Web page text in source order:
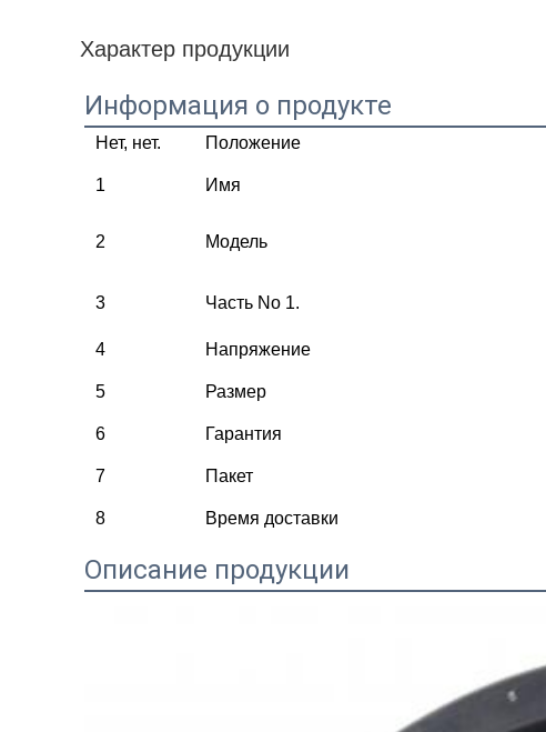
Характер продукции
Информация о продукте
Нет, нет. Положение
1 Имя
2 Модель
3
Часть No 1.
4
Напряжение
5 Размер
6 Гарантия
7 Пакет
8 Время доставки
Описание продукции